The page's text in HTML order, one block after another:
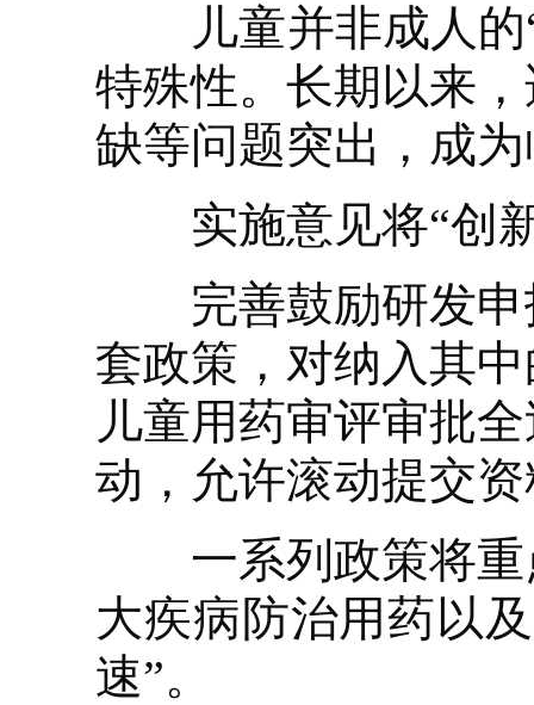
儿童并非成人的“
特殊性。长期以来
缺等问题突出，成
实施意见将“创新
完善鼓励研发申
套政策，对纳入其
儿童用药审评审批
动，允许滚动提交
一系列政策将重
大疾病防治用药以
速”。